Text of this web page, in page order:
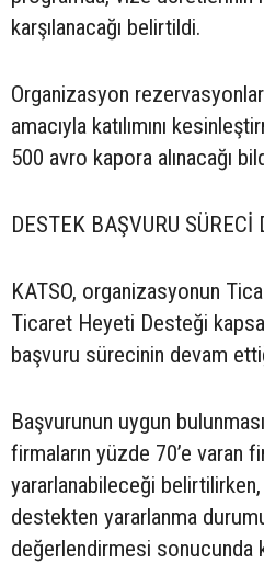
karşılanacağı belirtildi.
Organizasyon
amacıyla katılımını
500 avro kapora alınacağı
DESTEK BAŞVURU SÜRECİ
KATSO, organizasyonun
Ticaret Heyeti Desteği
başvuru sürecinin devam
Başvurunun uygun
firmaların yüzde 70’e varan
yararlanabileceği
destekten yararlanma
değerlendirmesi sonucunda